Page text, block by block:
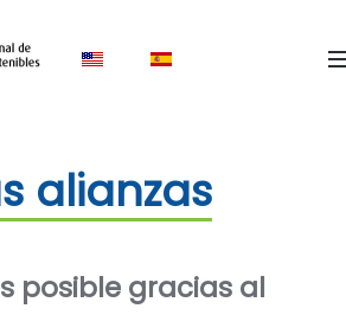
alianzas
posible gracias al